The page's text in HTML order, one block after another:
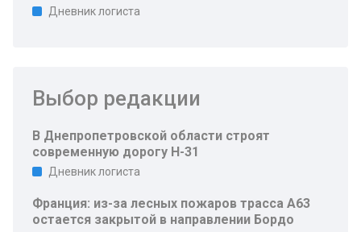
Дневник логиста
Выбор редакции
В Днепропетровской области строят
современную дорогу Н-31
Дневник логиста
Франция: из-за лесных пожаров трасса A63
остается закрытой в направлении Бордо